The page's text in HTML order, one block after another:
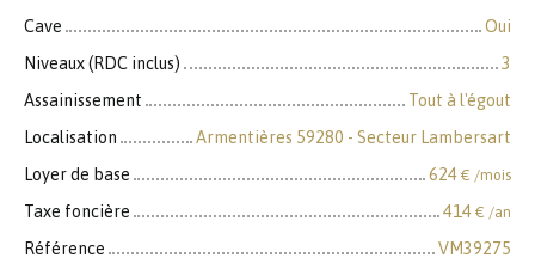
Cave
Oui
Niveaux (RDC inclus)
3
Assainissement
Tout à l'égout
Localisation
Armentières 59280 - Secteur Lambersart
Loyer de base
624 € /mois
Taxe foncière 414 € /an
Référence VM39275